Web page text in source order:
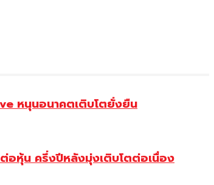
หนุนอนาคตเติบโตยั่งยืน
อหุ้น ครึ่งปีหลังมุ่งเติบโตต่อเนื่อง